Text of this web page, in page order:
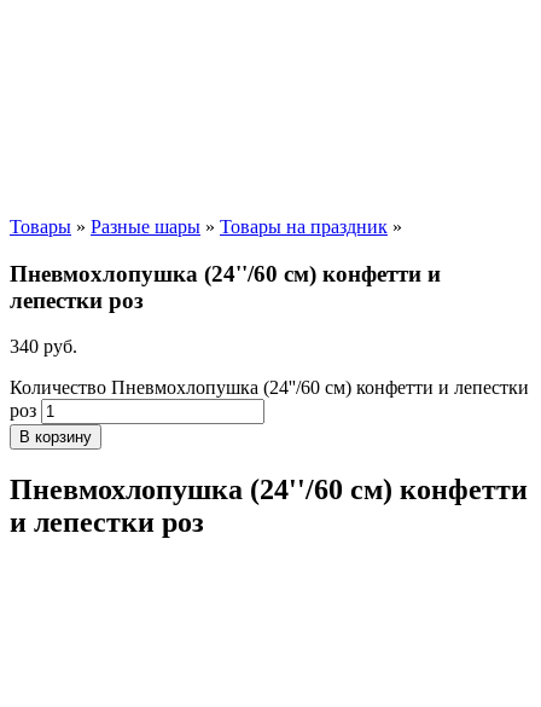
Товары » Разные шары » Товары на праздник »
Пневмохлопушка (24''/60 см) конфетти и
лепестки роз
340 руб.
Количество Пневмохлопушка (24''/60 см) конфетти и лепестки
роз
В корзину
Пневмохлопушка (24''/60 см) конфетти
и лепестки роз